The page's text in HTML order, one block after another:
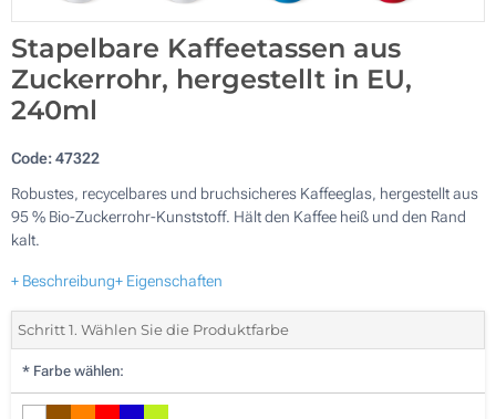
Stapelbare Kaffeetassen aus
Zuckerrohr, hergestellt in EU,
240ml
Code:47322
Robustes, recycelbares und bruchsicheres Kaffeeglas, hergestellt aus
95 % Bio-Zuckerrohr-Kunststoff. Hält den Kaffee heiß und den Rand
kalt.
+ Beschreibung+ Eigenschaften
Schritt 1. Wählen Sie die Produktfarbe
* Farbe wählen: